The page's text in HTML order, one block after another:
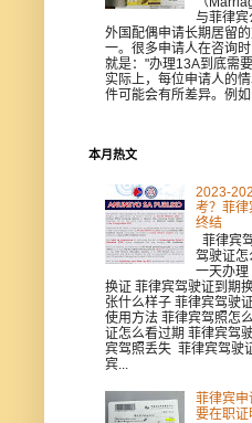
与菲律宾
外国配偶申请长期居留
一。很多申请人在咨询
就是："办理13A到底需
实际上，每位申请人的
件可能会有所差异。例如
本月热文
2023-
考？菲律
终结
菲律宾
驾驶证怎
一天办理
换证 菲律宾驾驶证到期
张什么样子 菲律宾驾驶
使用方法 菲律宾驾照怎
证怎么看过期 菲律宾驾
宾驾照丢失 菲律宾驾驶
宾...
菲律宾申
要在职证